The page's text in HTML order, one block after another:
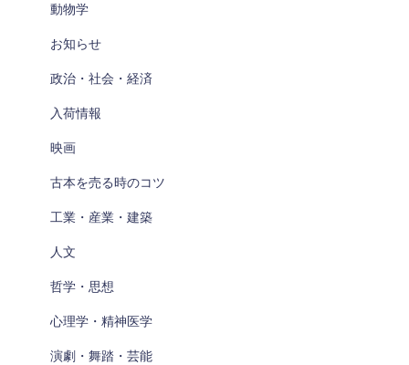
動物学
お知らせ
政治・社会・経済
入荷情報
映画
古本を売る時のコツ
工業・産業・建築
人文
哲学・思想
心理学・精神医学
演劇・舞踏・芸能